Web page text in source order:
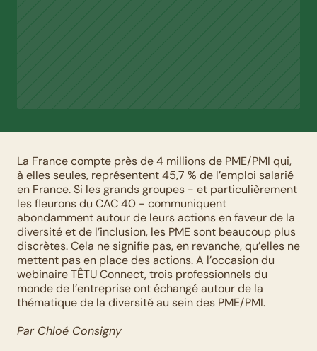
La France compte près de 4 millions de PME/PMI qui,
à elles seules, représentent 45,7 % de l’emploi salarié
en France. Si les grands groupes - et particulièrement
les fleurons du CAC 40 - communiquent
abondamment autour de leurs actions en faveur de la
diversité et de l’inclusion, les PME sont beaucoup plus
discrètes. Cela ne signifie pas, en revanche, qu’elles ne
mettent pas en place des actions. A l’occasion du
webinaire TÊTU Connect, trois professionnels du
monde de l’entreprise ont échangé autour de la
thématique de la diversité au sein des PME/PMI.
Par Chloé Consigny